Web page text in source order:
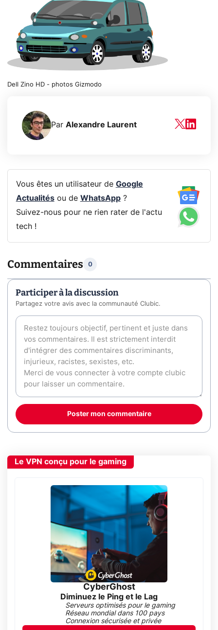
Dell Zino HD - photos Gizmodo
Par Alexandre Laurent
Vous êtes un utilisateur de Google
Actualitésou de WhatsApp?
Suivez-nous pour ne rien rater de l'actu
tech !
Commentaires 0
Participer à la discussion
Partagez votre avis avec la communauté Clubic.
Poster mon commentaire
Le VPN conçu pour le gaming
CyberGhost
Diminuez le Ping et le Lag
Serveurs optimisés pour le gaming
Réseau mondial dans 100 pays
Connexion sécurisée et privée